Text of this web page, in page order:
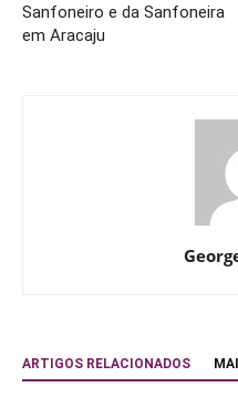
Sanfoneiro e da Sanfoneira
em Aracaju
ARTIGOS RELACIONADOS